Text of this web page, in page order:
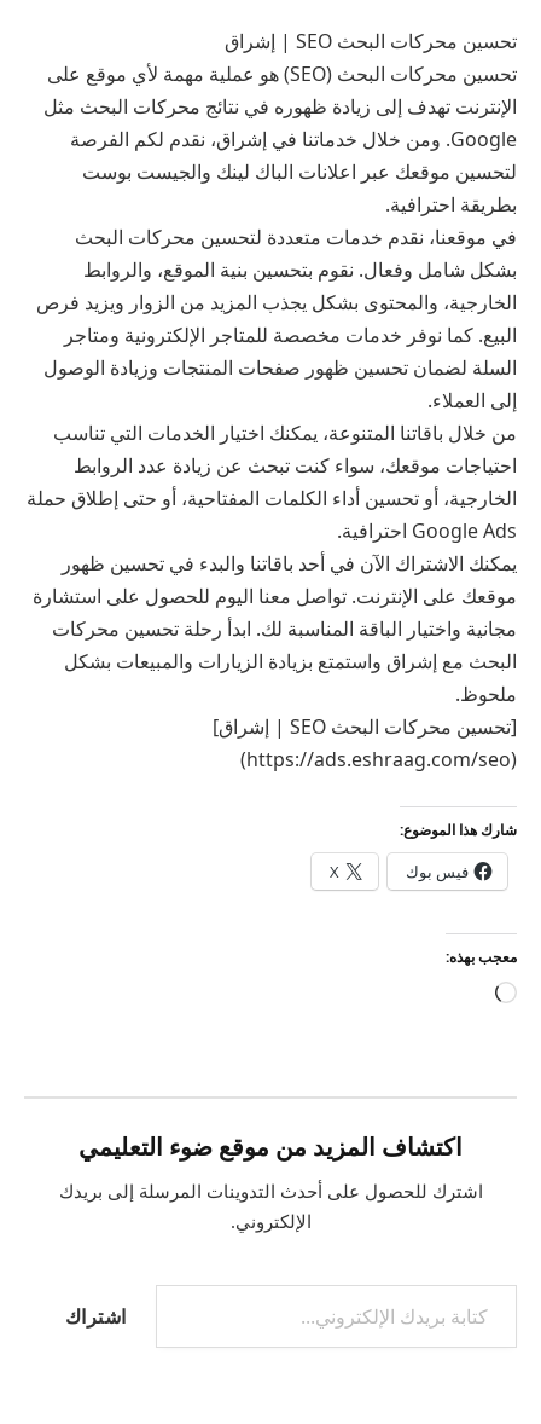
تحسين محركات البحث SEO | إشراق
تحسين محركات البحث (SEO) هو عملية مهمة لأي موقع على
الإنترنت تهدف إلى زيادة ظهوره في نتائج محركات البحث مثل
Google. ومن خلال خدماتنا في إشراق، نقدم لكم الفرصة
لتحسين موقعك عبر اعلانات الباك لينك والجيست بوست
بطريقة احترافية.
في موقعنا، نقدم خدمات متعددة لتحسين محركات البحث
بشكل شامل وفعال. نقوم بتحسين بنية الموقع، والروابط
الخارجية، والمحتوى بشكل يجذب المزيد من الزوار ويزيد فرص
البيع. كما نوفر خدمات مخصصة للمتاجر الإلكترونية ومتاجر
السلة لضمان تحسين ظهور صفحات المنتجات وزيادة الوصول
إلى العملاء.
من خلال باقاتنا المتنوعة، يمكنك اختيار الخدمات التي تناسب
احتياجات موقعك، سواء كنت تبحث عن زيادة عدد الروابط
الخارجية، أو تحسين أداء الكلمات المفتاحية، أو حتى إطلاق حملة
Google Ads احترافية.
يمكنك الاشتراك الآن في أحد باقاتنا والبدء في تحسين ظهور
موقعك على الإنترنت. تواصل معنا اليوم للحصول على استشارة
مجانية واختيار الباقة المناسبة لك. ابدأ رحلة تحسين محركات
البحث مع إشراق واستمتع بزيادة الزيارات والمبيعات بشكل
ملحوظ.
[تحسين محركات البحث SEO | إشراق]
(https://ads.eshraag.com/seo)
شارك هذا الموضوع:
فيس بوك X
معجب بهذه:
جاري
اكتشاف المزيد من موقع ضوء التعليمي
اشترك للحصول على أحدث التدوينات المرسلة إلى بريدك
الإلكتروني.
كتابة بريدك الإلكتروني...
اشتراك